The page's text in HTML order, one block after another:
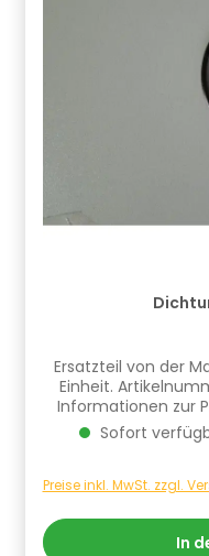
Ersatzteil von der
Einheit.
Informationen zur
Verantwortliche
GmbH,
Sofort
Preise inkl. MwSt. zzgl.
In